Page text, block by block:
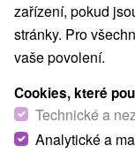
zařízení, pokud
stránky. Pro
vaše povolení.
Cookies, které
Technické a
Analytické a